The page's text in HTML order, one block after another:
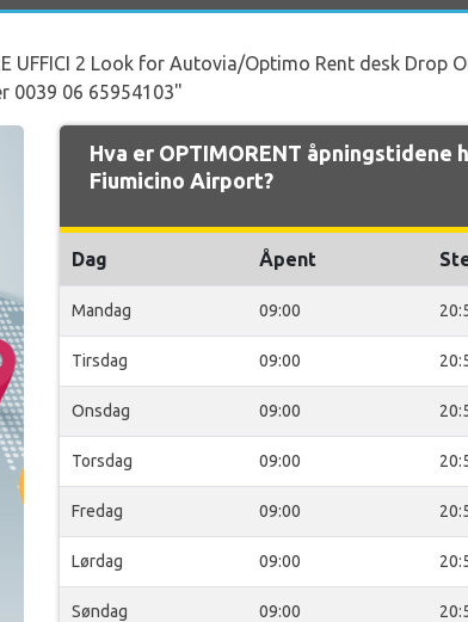
UFFICI 2 Look for Autovia/Optimo Rent desk Drop
0039 06 65954103"
Hva er OPTIMORENT åpningstidene
Fiumicino Airport?
Dag Åpent
Mandag 09:00
Tirsdag 09:00
Onsdag 09:00
Torsdag 09:00
Fredag 09:00
Lørdag 09:00
Søndag 09:00